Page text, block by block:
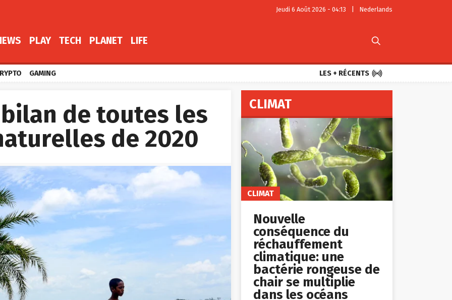
Jeudi 6 Août 2026 - 04:13 Nederlands
PLAY TECH PLANET LIFE 
GAMING LES + RÉCENTS 
de toutes les
de 2020
CLIMAT
CLIMAT
Nouvelle
conséquence du
réchauffement
climatique: une
bactérie rongeuse de
chair se multiplie
dans les océans